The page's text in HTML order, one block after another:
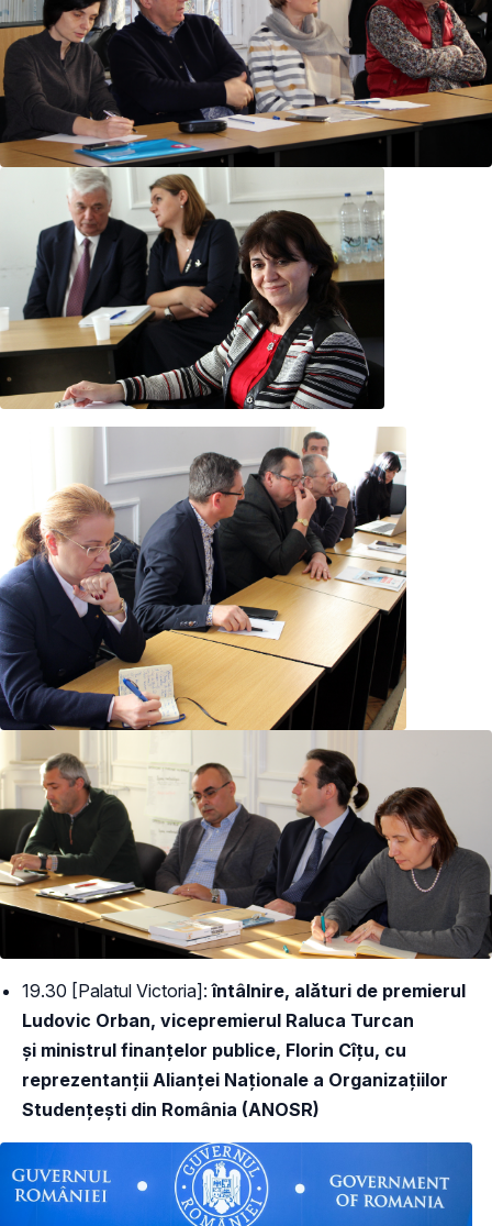
19.30 [Palatul Victoria]: întâlnire, alături de premierul
Ludovic Orban, vicepremierul Raluca Turcan
și ministrul finanțelor publice, Florin Cîțu, cu
reprezentanții Alianței Naționale a Organizațiilor
Studențești din România (ANOSR)